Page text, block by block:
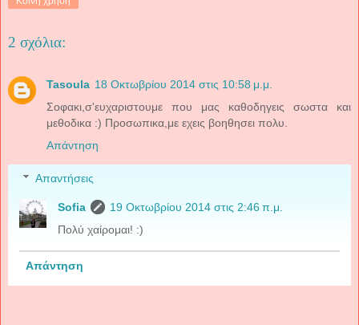
2 σχόλια:
Tasoula 18 Οκτωβρίου 2014 στις 10:58 μ.μ.
Σοφακι,σ'ευχαριστουμε που μας καθοδηγεις σωστα και
μεθοδικα :) Προσωπικα,με εχεις βοηθησει πολυ.
Απάντηση
Απαντήσεις
Sofia
19 Οκτωβρίου 2014 στις 2:46 π.μ.
Πολύ χαίρομαι! :)
Απάντηση